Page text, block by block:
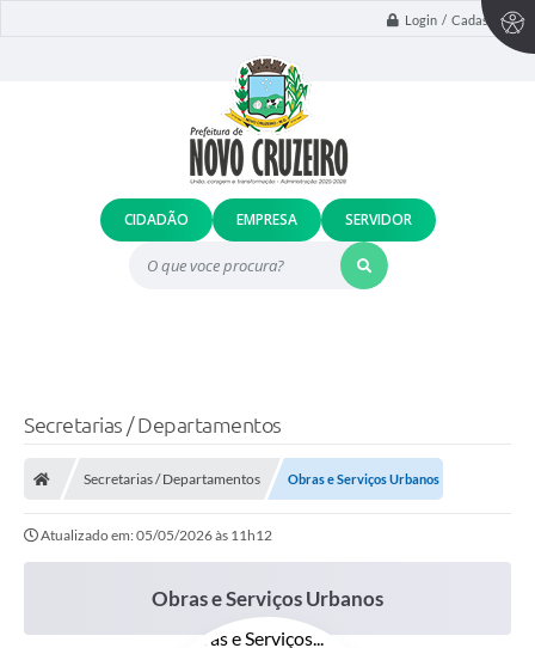
Login / Cadastro
O que voce procura?
CIDADÃO EMPRESA SERVIDOR
Secretarias / Departamentos
Secretarias / Departamentos Obras e Serviços Urbanos
Atualizado em: 05/05/2026 às 11h12
Obras e Serviços Urbanos